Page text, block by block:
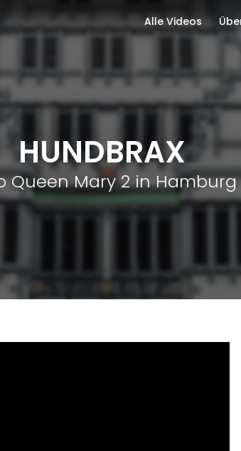
Alle Videos
HUNDBRAX
Queen Mary 2 in Hamburg